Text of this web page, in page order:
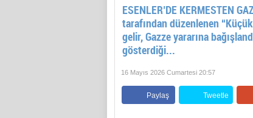
ESENLER’DE KERMESTEN
tarafından düzenlenen
gelir, Gazze yararına
gösterdiği...
16 Mayıs 2026 Cumartesi 20:57
Paylaş Tweetle